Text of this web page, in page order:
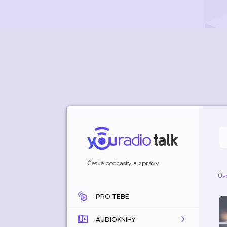
České podcasty a zprávy
PRO TEBE
AUDIOKNIHY